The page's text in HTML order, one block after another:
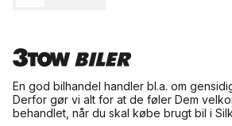
En god bilhandel handler bl.a. om
Derfor gør vi alt for at de føler Dem
behandlet, når du skal købe brugt bil i